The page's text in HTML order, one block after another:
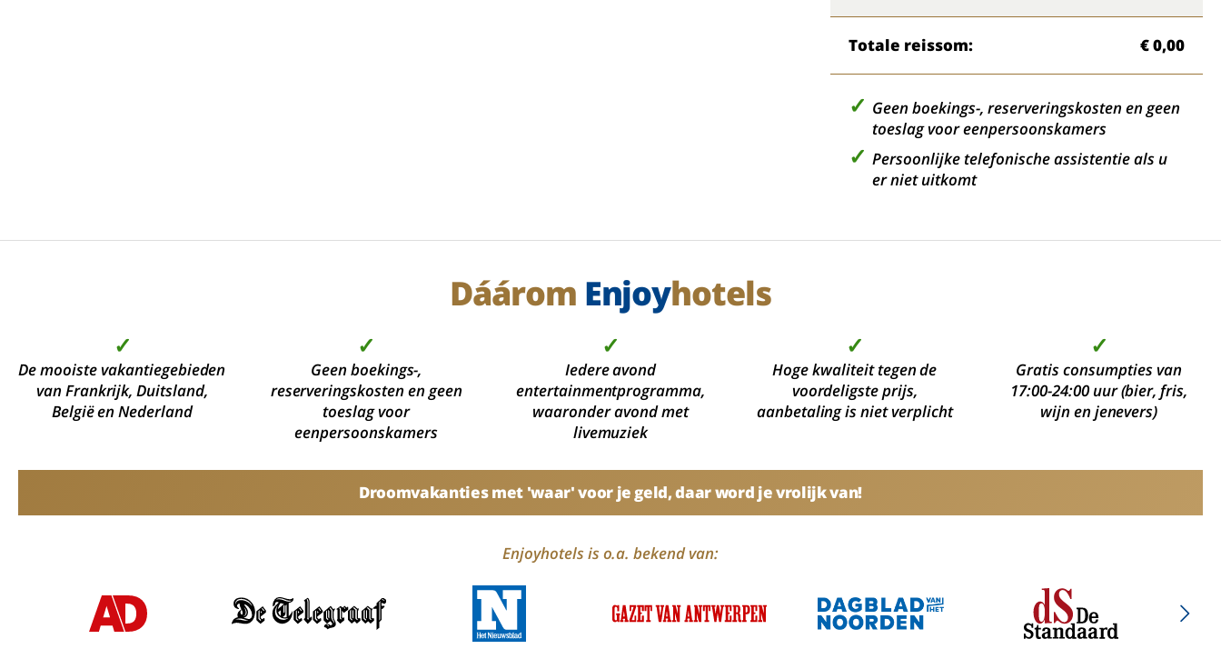
Totale reissom: € 0,00
Geen boekings-, reserveringskosten en geen
toeslag voor eenpersoonskamers
Persoonlijke telefonische assistentie als u
er niet uitkomt
Dáárom Enjoyhotels
✓
De mooiste vakantiegebieden
van Frankrijk, Duitsland,
België en Nederland
✓
Geen boekings-,
reserveringskosten en geen
toeslag voor
eenpersoonskamers
✓
Iedere avond
entertainmentprogramma,
waaronder avond met
livemuziek
✓
Hoge kwaliteit tegen de
voordeligste prijs,
aanbetaling is niet verplicht
✓
Gratis consumpties van
17:00-24:00 uur (bier, fris,
wijn en jenevers)
Droomvakanties met 'waar' voor je geld, daar word je vrolijk van!
Enjoyhotels is o.a. bekend van: